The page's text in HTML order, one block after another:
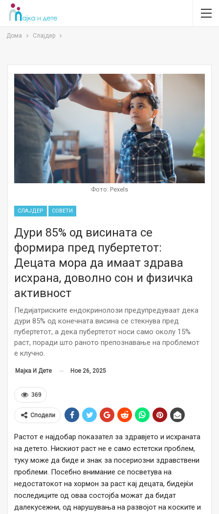
Дома Слајдер
Фото: Pexels
СЛАЈДЕР СОВЕТИ
Дури 85% од висината се
формира пред пубертетот:
Децата мора да имаат здрава
исхрана, доволно сон и физичка
активност
Педијатриските ендокринолози предупредуваат дека
дури 85% од конечната висина се стекнува пред
пубертетот, а дека пубертетот носи само околу 15%
раст, поради што раното препознавање на проблемот
е клучно.
Мајка И Дете Ное 26, 2025
369
Сподели
Растот е најдобар показател за здравјето и исхраната
на детето. Нискиот раст не е само естетски проблем,
туку може да биде и знак за посериозни здравствени
проблеми. Посебно внимание се посветува на
недостатокот на хормон за раст кај децата, бидејќи
последиците од оваа состојба можат да бидат
далекусежни, од нарушувања на развојот на коските и